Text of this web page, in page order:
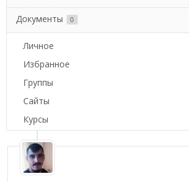
Документы 0
Личное
Избранное
Группы
Сайты
Курсы